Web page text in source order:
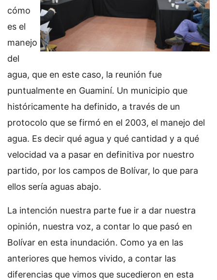
cómo
es el
manejo
del
agua, que en este caso, la reunión fue
puntualmente en Guaminí. Un municipio que
históricamente ha definido, a través de un
protocolo que se firmó en el 2003, el manejo del
agua. Es decir qué agua y qué cantidad y a qué
velocidad va a pasar en definitiva por nuestro
partido, por los campos de Bolívar, lo que para
ellos sería aguas abajo.
La intención nuestra parte fue ir a dar nuestra
opinión, nuestra voz, a contar lo que pasó en
Bolívar en esta inundación. Como ya en las
anteriores que hemos vivido, a contar las
diferencias que vimos que sucedieron en esta